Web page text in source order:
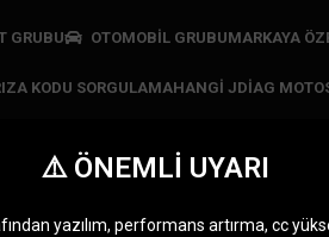
GRUBU OTOMOBİL GRUBUMARKAYA
KODU SORGULAMAHANGI JDIAG
Ana Kart
⚠️ ÖNEMLİ UYARI
yazılım, performans artırma, cc